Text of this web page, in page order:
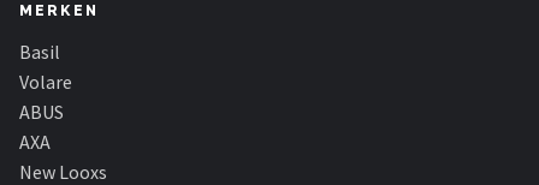
MERKEN
Basil
Volare
ABUS
AXA
New Looxs